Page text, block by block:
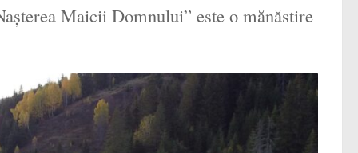
Maicii Domnului” este o mănăstire